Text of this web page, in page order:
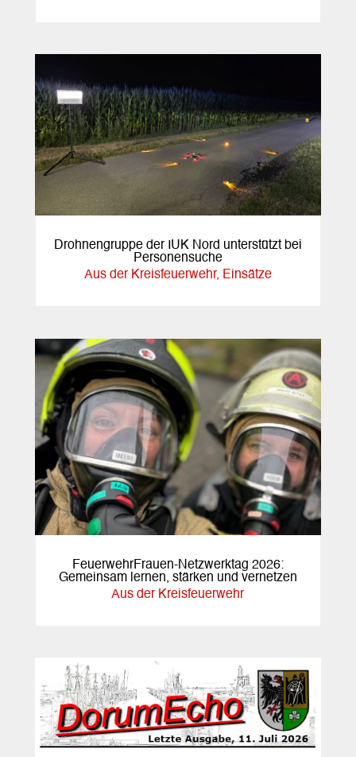
Drohnengruppe der IUK Nord unterstützt bei
Personensuche
Aus der Kreisfeuerwehr, Einsätze
FeuerwehrFrauen-Netzwerktag 2026:
Gemeinsam lernen, stärken und vernetzen
Aus der Kreisfeuerwehr